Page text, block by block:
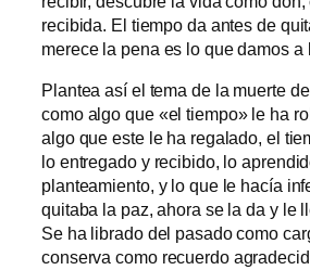
recibida. El tiempo da antes de
merece la pena es lo que damos a
Plantea así el tema de la muerte
como algo que «el tiempo» le ha
algo que este le ha regalado, el
lo entregado y recibido, lo
planteamiento, y lo que le hacía
quitaba la paz, ahora se la da y le
Se ha librado del pasado como
conserva como recuerdo